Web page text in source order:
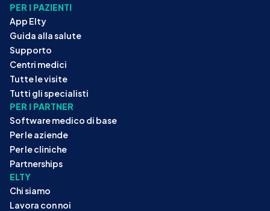
PER I PAZIENTI
App Elty
Guida alla salute
Supporto
Centri medici
Tutte le visite
Tutti gli specialisti
PER I PARTNER
Software medico di base
Per le aziende
Per le cliniche
Partnerships
ELTY
Chi siamo
Lavora con noi